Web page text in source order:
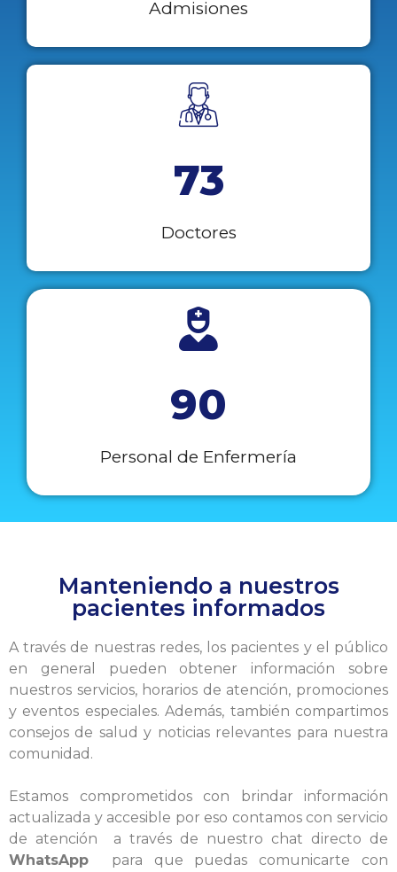
Admisiones
73
Doctores
90
Personal de Enfermería
Manteniendo a nuestros
pacientes informados
A través de nuestras redes, los pacientes y el público
en general pueden obtener información sobre
nuestros servicios, horarios de atención, promociones
y eventos especiales. Además, también compartimos
consejos de salud y noticias relevantes para nuestra
comunidad.
Estamos comprometidos con brindar información
actualizada y accesible por eso contamos con servicio
de atención a través de nuestro chat directo de
WhatsApp para que puedas comunicarte con